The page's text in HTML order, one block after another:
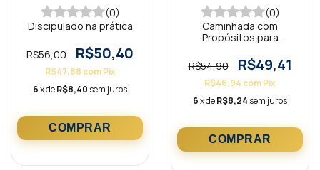
(0)
Discipulado na prática
R$56,00 R$50,40
R$47,88 com Pix
6x deR$8,40 sem juros
(0)
Caminhada com
Propósitos para
R$54,90
R$49,41
R$46,94 comPix
6x deR$8,24 sem juros